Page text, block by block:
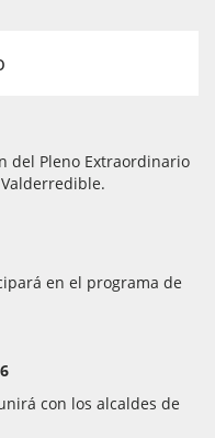
del Pleno Extraordinario
en el programa de
con los alcaldes de